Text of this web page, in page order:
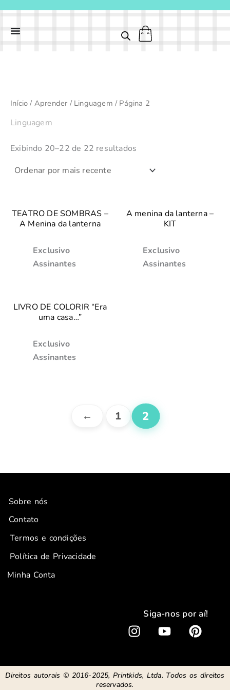
Início / Aprender / Linguagem / Página 2
Linguagem
Exibindo 20–22 de 22 resultados
por
recente
TEATRO DE SOMBRAS –
A Menina da lanterna
Exclusivo
Assinantes
A menina da lanterna –
KIT
Exclusivo
Assinantes
LIVRO DE COLORIR “Era
uma casa…”
Exclusivo
Assinantes
← 1 2
Sobre nós
Contato
Termos e condições
Política de Privacidade
Minha Conta
Siga-nos por aí!
I
t
a
Y
t
u
P
t
e
Direitos autorais © 2016-2025, Printkids, Ltda. Todos os direitos
reservados.